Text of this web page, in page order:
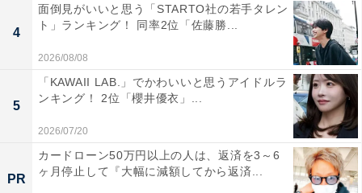
4
面倒見がいいと思う「STARTO社の若手タレン
ト」ランキング！ 同率2位「佐藤勝...
2026/08/08
5
「KAWAII LAB.」でかわいいと思うアイドルラ
ンキング！ 2位「櫻井優衣」...
2026/07/20
PR
カードローン50万円以上の人は、返済を3～6
ヶ月停止して『大幅に減額してから返済...